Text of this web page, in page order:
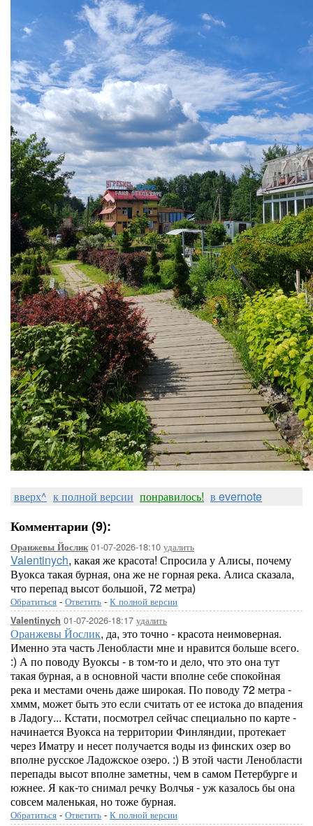
вверх^ к полной версии понравилось! в evernote
Комментарии (9):
Оранжевы Йослик01-07-2026-18:10 удалить
Valentinych, какая же красота! Спросила у Алисы, почему
Вуокса такая бурная, она же не горная река. Алиса сказала,
что перепад высот большой, 72 метра)
Обратиться - Ответить - К полной версии
Valentinych 01-07-2026-18:17 удалить
Оранжевы Йослик, да, это точно - красота неимоверная.
Именно эта часть Ленобласти мне и нравится больше всего.
:) А по поводу Вуоксы - в том-то и дело, что это она тут
такая бурная, а в основной части вполне себе спокойная
река и местами очень даже широкая. По поводу 72 метра -
хммм, может быть это если считать от ее истока до впадения
в Ладогу... Кстати, посмотрел сейчас специально по карте -
начинается Вуокса на территории Финляндии, протекает
через Иматру и несет получается воды из финских озер во
вполне русское Ладожское озеро. :) В этой части Ленобласти
перепады высот вполне заметны, чем в самом Петербурге и
южнее. Я как-то снимал речку Волчья - уж казалось бы она
совсем маленькая, но тоже бурная.
Обратиться - Ответить - К полной версии